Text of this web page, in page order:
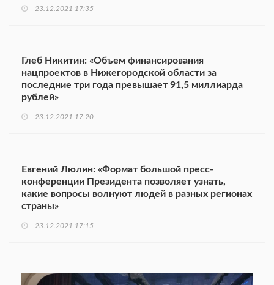
23.12.2021 17:35
Глеб Никитин: «Объем финансирования
нацпроектов в Нижегородской области за
последние три года превышает 91,5 миллиарда
рублей»
23.12.2021 17:20
Евгений Люлин: «Формат большой пресс-
конференции Президента позволяет узнать,
какие вопросы волнуют людей в разных регионах
страны»
23.12.2021 17:15